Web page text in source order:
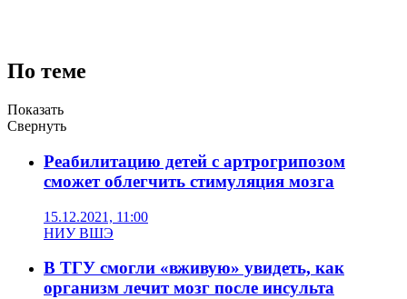
По теме
Показать
Свернуть
Реабилитацию детей с артрогрипозом
сможет облегчить стимуляция мозга
15.12.2021, 11:00
НИУ ВШЭ
В ТГУ смогли «вживую» увидеть, как
организм лечит мозг после инсульта